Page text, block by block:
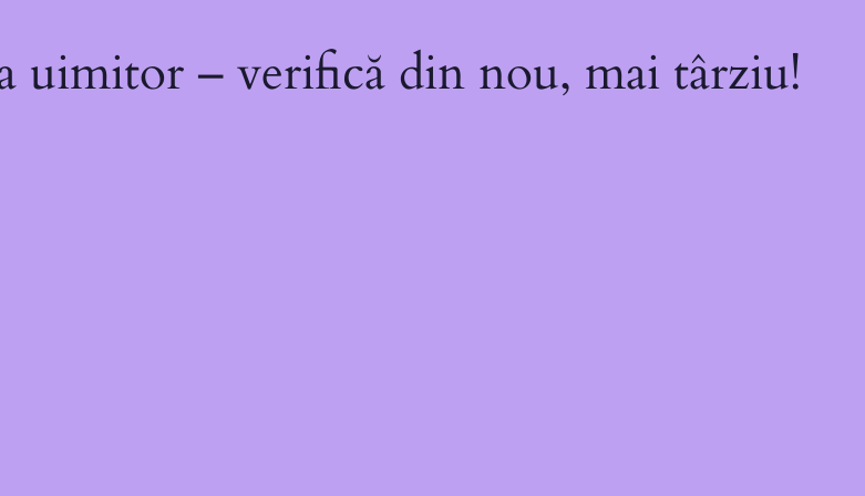
uimitor – verifică din nou, mai târziu!